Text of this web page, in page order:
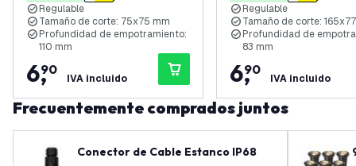
Regulable
Tamaño de corte: 75x75 mm
Profundidad de empotramiento:
110 mm
6,
90
IVA incluido
Regulable
Tamaño de corte:
Profundidad de
83 mm
6,
90
IVA incluido
Frecuentemente comprados juntos
Conector de Cable Estanco IP68